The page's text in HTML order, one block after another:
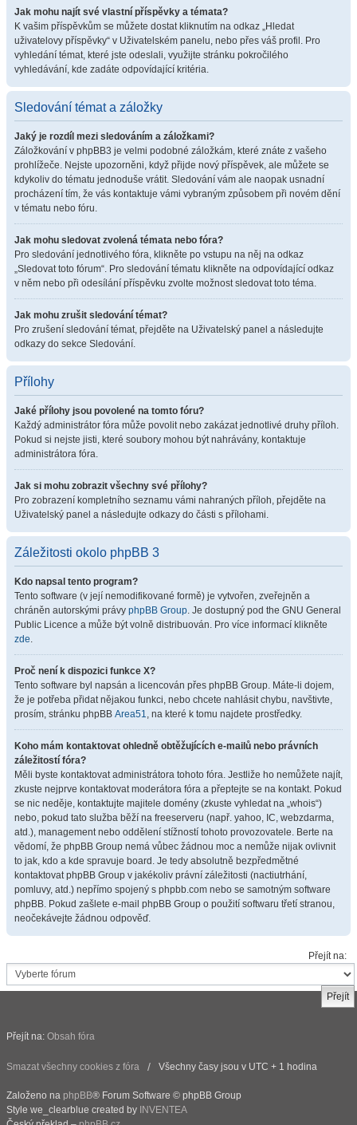
Jak mohu najít své vlastní příspěvky a témata?
K vašim příspěvkům se můžete dostat kliknutím na odkaz „Hledat
uživatelovy příspěvky“ v Uživatelském panelu, nebo přes váš profil. Pro
vyhledání témat, které jste odeslali, využijte stránku pokročilého
vyhledávání, kde zadáte odpovídající kritéria.
Sledování témat a záložky
Jaký je rozdíl mezi sledováním a záložkami?
Záložkování v phpBB3 je velmi podobné záložkám, které znáte z vašeho
prohlížeče. Nejste upozorněni, když přijde nový příspěvek, ale můžete se
kdykoliv do tématu jednoduše vrátit. Sledování vám ale naopak usnadní
procházení tím, že vás kontaktuje vámi vybraným způsobem při novém dění
v tématu nebo fóru.
Jak mohu sledovat zvolená témata nebo fóra?
Pro sledování jednotlivého fóra, klikněte po vstupu na něj na odkaz
„Sledovat toto fórum“. Pro sledování tématu klikněte na odpovídající odkaz
v něm nebo při odesílání příspěvku zvolte možnost sledovat toto téma.
Jak mohu zrušit sledování témat?
Pro zrušení sledování témat, přejděte na Uživatelský panel a následujte
odkazy do sekce Sledování.
Přílohy
Jaké přílohy jsou povolené na tomto fóru?
Každý administrátor fóra může povolit nebo zakázat jednotlivé druhy příloh.
Pokud si nejste jisti, které soubory mohou být nahrávány, kontaktuje
administrátora fóra.
Jak si mohu zobrazit všechny své přílohy?
Pro zobrazení kompletního seznamu vámi nahraných příloh, přejděte na
Uživatelský panel a následujte odkazy do části s přílohami.
Záležitosti okolo phpBB 3
Kdo napsal tento program?
Tento software (v její nemodifikované formě) je vytvořen, zveřejněn a
chráněn autorskými právy phpBB Group. Je dostupný pod the GNU General
Public Licence a může být volně distribuován. Pro více informací klikněte
zde.
Proč není k dispozici funkce X?
Tento software byl napsán a licencován přes phpBB Group. Máte-li dojem,
že je potřeba přidat nějakou funkci, nebo chcete nahlásit chybu, navštivte,
prosím, stránku phpBB Area51, na které k tomu najdete prostředky.
Koho mám kontaktovat ohledně obtěžujících e-mailů nebo právních
záležitostí fóra?
Měli byste kontaktovat administrátora tohoto fóra. Jestliže ho nemůžete najít,
zkuste nejprve kontaktovat moderátora fóra a přeptejte se na kontakt. Pokud
se nic neděje, kontaktujte majitele domény (zkuste vyhledat na „whois“)
nebo, pokud tato služba běží na freeserveru (např. yahoo, IC, webzdarma,
atd.), management nebo oddělení stížností tohoto provozovatele. Berte na
vědomí, že phpBB Group nemá vůbec žádnou moc a nemůže nijak ovlivnit
to jak, kdo a kde spravuje board. Je tedy absolutně bezpředmětné
kontaktovat phpBB Group v jakékoliv právní záležitosti (nactiutrhání,
pomluvy, atd.) nepřímo spojený s phpbb.com nebo se samotným software
phpBB. Pokud zašlete e-mail phpBB Group o použití softwaru třetí stranou,
neočekávejte žádnou odpověď.
Přejít na:
Přejít na: Obsah fóra
Smazat všechny cookies z fóra Všechny časy jsou v UTC + 1 hodina
Založeno na phpBB® Forum Software © phpBB Group
Style we_clearblue created by INVENTEA